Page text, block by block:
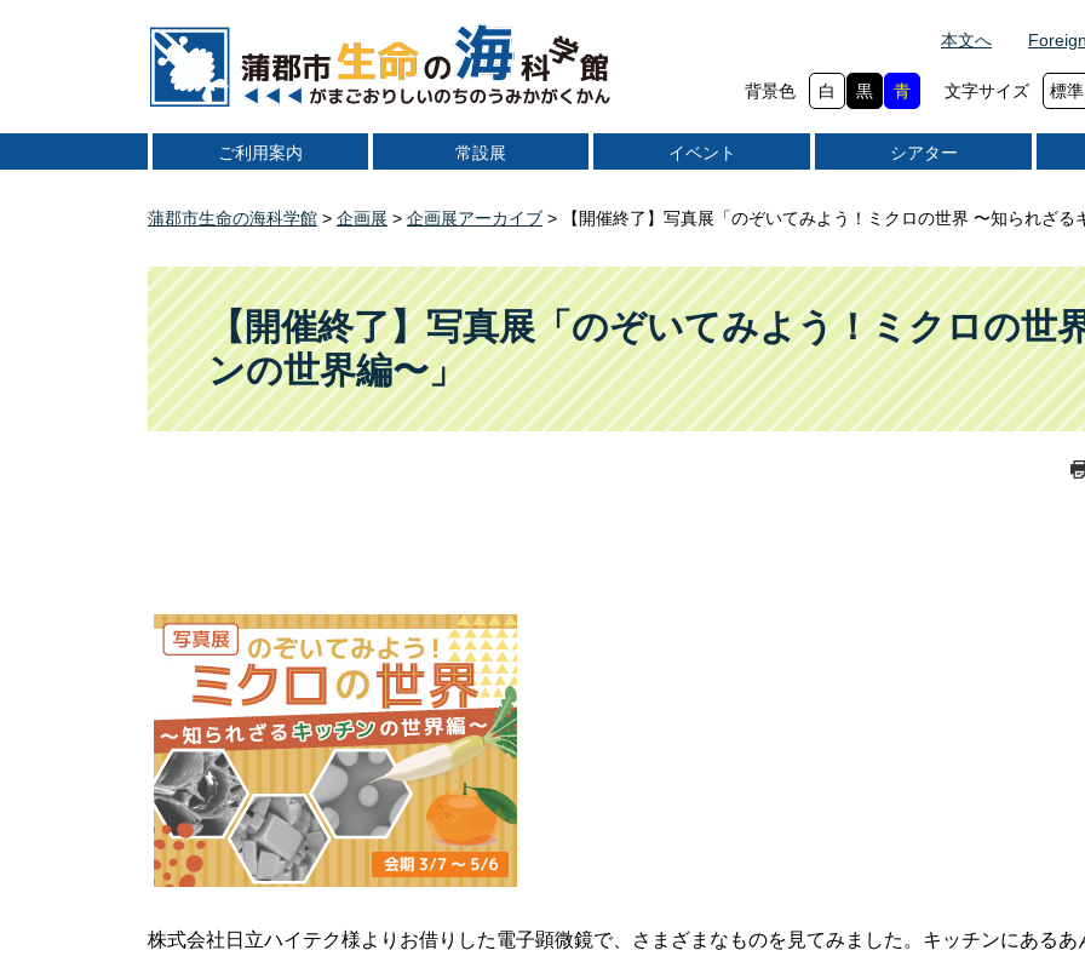
先
を
本文へ
背景色 白 黒 青 文字サイズ 標準
ご利用案内 常設展 イベント シアター
蒲郡市生命の海科学館 > 企画展 > 企画展アーカイブ > 【開催終了】写真展「のぞいてみよう！ミクロの世界 〜知られざる
本
文
【開催終了】写真展「のぞいてみよう！ミクロの世
ンの世界編〜」
株式会社日立ハイテク様よりお借りした電子顕微鏡で、さまざまなものを見てみました。キッチンにある